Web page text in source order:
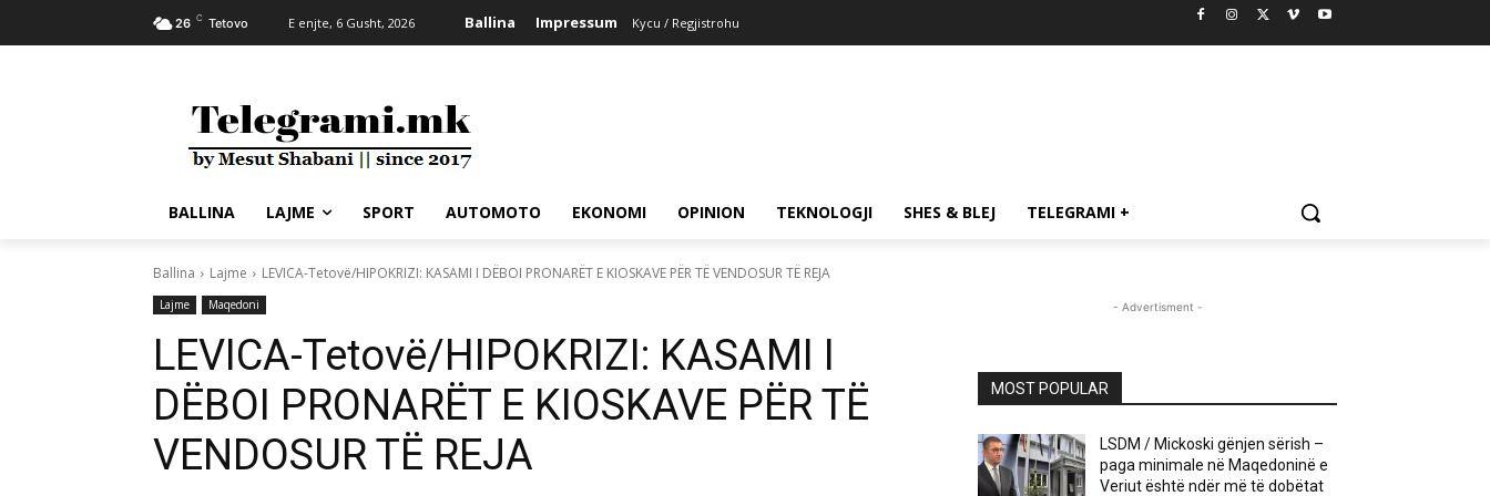
26 C Tetovo E enjte, 6 Gusht, 2026 Ballina Impressum Kycu / Regjistrohu
BALLINA LAJME SPORT AUTOMOTO EKONOMI OPINION TEKNOLOGJI SHES & BLEJ TELEGRAMI +
Ballina Lajme LEVICA-Tetovë/HIPOKRIZI: KASAMI I DËBOI PRONARËT E KIOSKAVE PËR TË VENDOSUR TË REJA
Lajme Maqedoni
LEVICA-Tetovë/HIPOKRIZI: KASAMI I
DËBOI PRONARËT E KIOSKAVE PËR TË
VENDOSUR TË REJA
- Advertisment -
MOST POPULAR
LSDM / Mickoski gënjen sërish –
paga minimale në Maqedoninë e
Veriut është ndër më të dobëtat